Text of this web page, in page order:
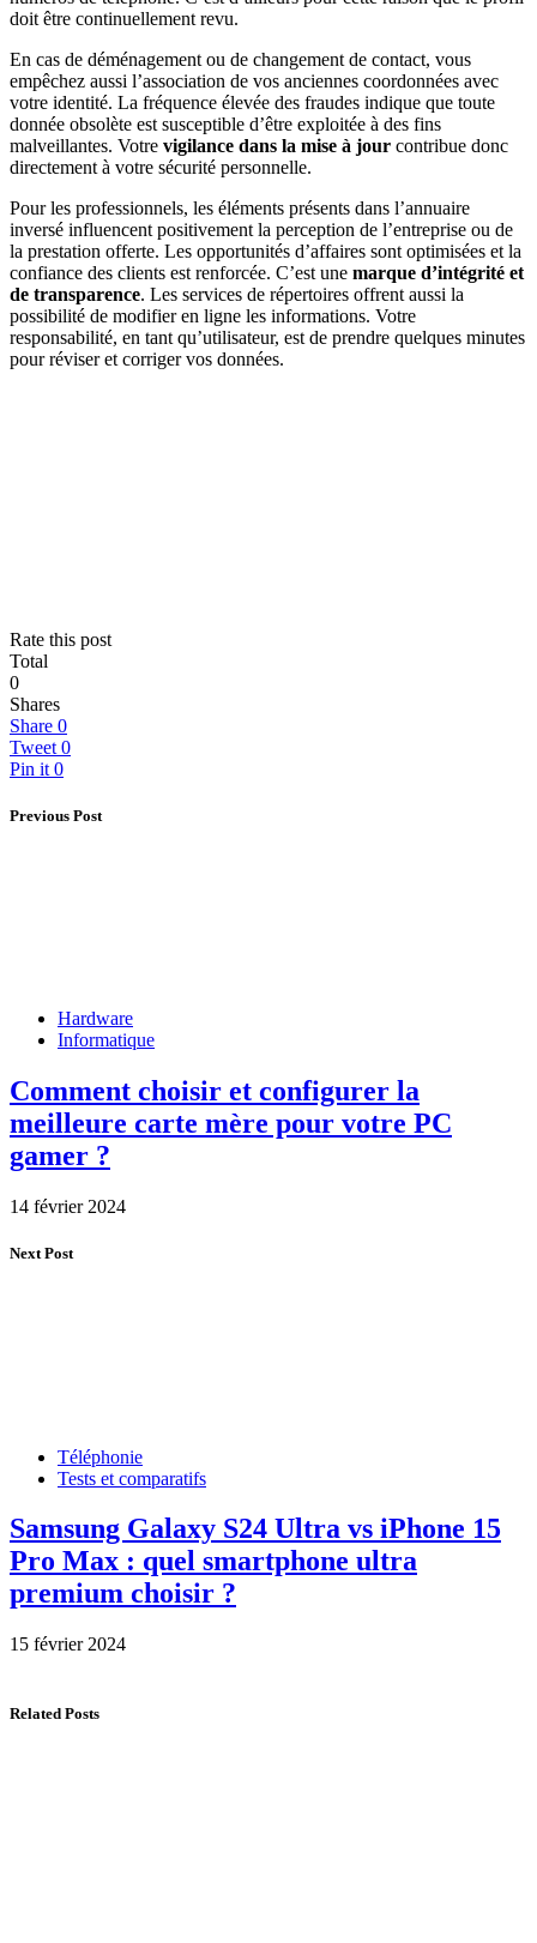
doit être continuellement revu.
En cas de déménagement ou de changement de contact, vous
empêchez aussi l’association de vos anciennes coordonnées avec
votre identité. La fréquence élevée des fraudes indique que toute
donnée obsolète est susceptible d’être exploitée à des fins
malveillantes. Votre vigilance dans la mise à jour contribue donc
directement à votre sécurité personnelle.
Pour les professionnels, les éléments présents dans l’annuaire
inversé influencent positivement la perception de l’entreprise ou de
la prestation offerte. Les opportunités d’affaires sont optimisées et la
confiance des clients est renforcée. C’est une marque d’intégrité et
de transparence. Les services de répertoires offrent aussi la
possibilité de modifier en ligne les informations. Votre
responsabilité, en tant qu’utilisateur, est de prendre quelques minutes
pour réviser et corriger vos données.
Rate this post
Total
0
Shares
Share 0
Tweet 0
Pin it 0
Previous Post
Hardware
Informatique
Comment choisir et configurer la
meilleure carte mère pour votre PC
gamer ?
14 février 2024
Next Post
Téléphonie
Tests et comparatifs
Samsung Galaxy S24 Ultra vs iPhone 15
Pro Max : quel smartphone ultra
premium choisir ?
15 février 2024
Related Posts